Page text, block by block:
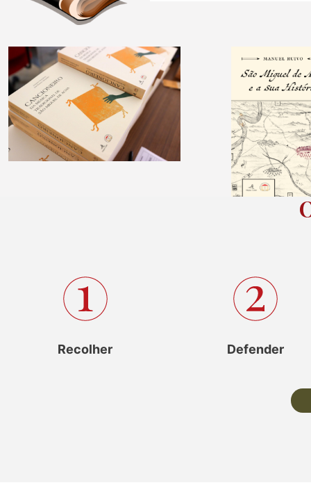
Pedidos para:
adepac@sapo.pt
Tel 924 045 130
(prima para ver)
Pedidos
Tel 924
(prima
Recolher Defender